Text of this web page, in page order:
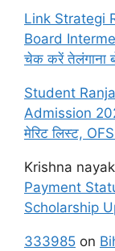
Link Strategi
Board
चेक करें तेलंगाना
Student
Admission
मेरिट लिस्ट,
Krishna nayak
Payment
Scholarship
333985 on